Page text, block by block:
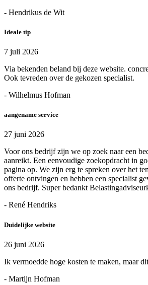
- Hendrikus de Wit
Ideale tip
7 juli 2026
Via bekenden beland bij deze website.
Ook tevreden over de gekozen specialist.
- Wilhelmus Hofman
aangename service
27 juni 2026
Voor ons bedrijf zijn we op zoek naar een
aanreikt. Een eenvoudige zoekopdracht in
pagina op. We zijn erg te spreken over het
offerte ontvingen en hebben een specialist
ons bedrijf. Super bedankt
- René Hendriks
Duidelijke website
26 juni 2026
Ik vermoedde hoge kosten te maken, maar
- Martijn Hofman